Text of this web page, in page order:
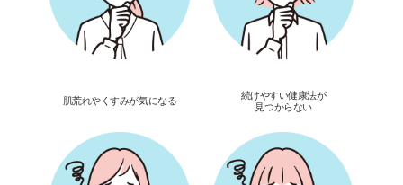
肌荒れやくすみが気になる
続けやすい健康法が
見つからない